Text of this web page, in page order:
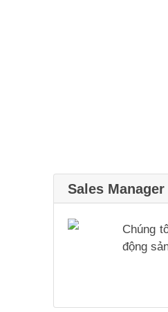
Sales Manager
Chúng
động